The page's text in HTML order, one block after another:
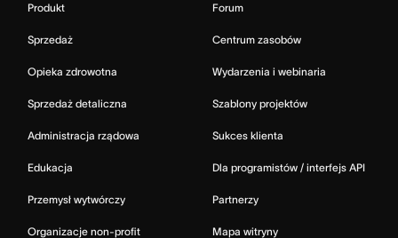
Produkt
Sprzedaż
Opieka zdrowotna
Sprzedaż detaliczna
Administracja rządowa
Edukacja
Przemysł wytwórczy
Organizacje non-profit
Forum
Centrum zasobów
Wydarzenia i webinaria
Szablony projektów
Sukces klienta
Dla programistów / interfejs API
Partnerzy
Mapa witryny